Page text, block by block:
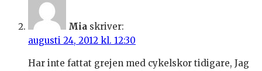
Mia skriver:
augusti 24, 2012 kl. 12:30
Har inte fattat grejen med cykelskor tidigare, Jag